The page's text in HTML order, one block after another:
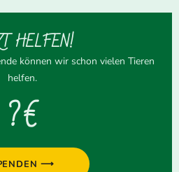
HELFEN!
können wir schon vielen Tieren
helfen.
? €
⟶